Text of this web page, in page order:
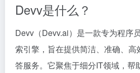
Devv是什么？
Devv（Devv.ai）是一款专为程序
索引擎，旨在提供简洁、准确、
答服务。它聚焦于细分IT领域，帮